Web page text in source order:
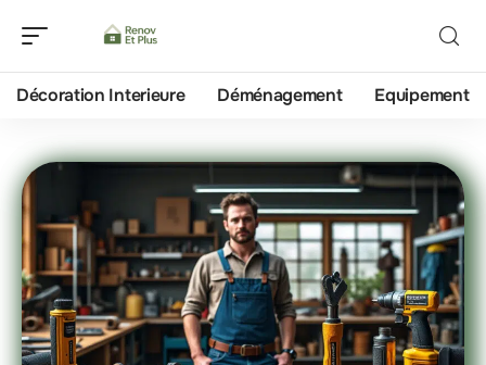
Décoration Interieure Déménagement Equipement